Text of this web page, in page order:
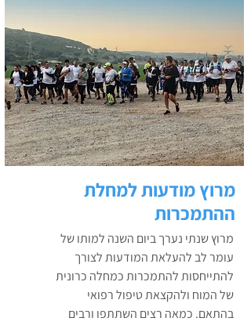
מרוץ מודעות למחלת
ההתמכרות
מרוץ שנתי נערך ביום השנה למותו של
עומר לב להעלאת המודעות לצורך
להתייחסות להתמכרות כמחלה כרונית
של המוח ולהקצאת טיפול רפואי
בהתאם. כמאה רצים השתתפו ורבים